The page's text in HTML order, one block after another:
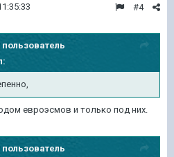
#4
пользователь
евроэсмов и только под них.
пользователь